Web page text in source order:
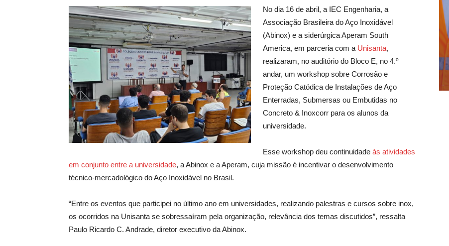
No dia 16 de abril, a IEC Engenharia, a
Associação Brasileira do Aço Inoxidável
(Abinox) e a siderúrgica Aperam South
America, em parceria com a Unisanta,
realizaram, no auditório do Bloco E, no 4.º
andar, um workshop sobre Corrosão e
Proteção Catódica de Instalações de Aço
Enterradas, Submersas ou Embutidas no
Concreto & Inoxcorr para os alunos da
universidade.
Esse workshop deu continuidade às atividades
em conjunto entre a universidade, a Abinox e a Aperam, cuja missão é incentivar o desenvolvimento
técnico-mercadológico do Aço Inoxidável no Brasil.
“Entre os eventos que participei no último ano em universidades, realizando palestras e cursos sobre inox,
os ocorridos na Unisanta se sobressaíram pela organização, relevância dos temas discutidos”, ressalta
Paulo Ricardo C. Andrade, diretor executivo da Abinox.